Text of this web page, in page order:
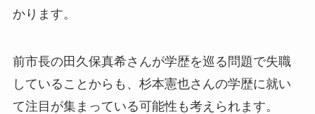
かります。
前市長の田久保真希さんが学歴を巡る問題で失職
していることからも、杉本憲也さんの学歴に就い
て注目が集まっている可能性も考えられます。